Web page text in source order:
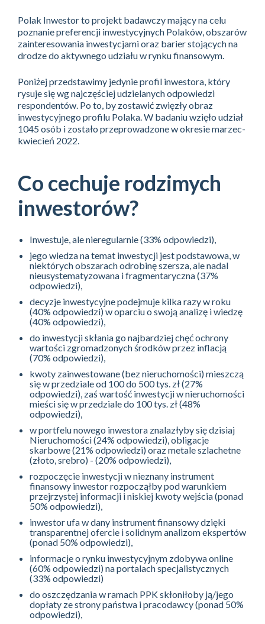
Polak Inwestor to projekt badawczy mający na celu
poznanie preferencji inwestycyjnych Polaków, obszarów
zainteresowania inwestycjami oraz barier stojących na
drodze do aktywnego udziału w rynku finansowym.
Poniżej przedstawimy jedynie profil inwestora, który
rysuje się wg najczęściej udzielanych odpowiedzi
respondentów. Po to, by zostawić zwięzły obraz
inwestycyjnego profilu Polaka. W badaniu wzięło udział
1045 osób i zostało przeprowadzone w okresie marzec-
kwiecień 2022.
Co cechuje rodzimych
inwestorów?
Inwestuje, ale nieregularnie (33% odpowiedzi),
jego wiedza na temat inwestycji jest podstawowa, w
niektórych obszarach odrobinę szersza, ale nadal
nieusystematyzowana i fragmentaryczna (37%
odpowiedzi),
decyzje inwestycyjne podejmuje kilka razy w roku
(40% odpowiedzi) w oparciu o swoją analizę i wiedzę
(40% odpowiedzi),
do inwestycji skłania go najbardziej chęć ochrony
wartości zgromadzonych środków przez inflacją
(70% odpowiedzi),
kwoty zainwestowane (bez nieruchomości) mieszczą
się w przedziale od 100 do 500 tys. zł (27%
odpowiedzi), zaś wartość inwestycji w nieruchomości
mieści się w przedziale do 100 tys. zł (48%
odpowiedzi),
w portfelu nowego inwestora znalazłyby się dzisiaj
Nieruchomości (24% odpowiedzi), obligacje
skarbowe (21% odpowiedzi) oraz metale szlachetne
(złoto, srebro) - (20% odpowiedzi),
rozpoczęcie inwestycji w nieznany instrument
finansowy inwestor rozpocząłby pod warunkiem
przejrzystej informacji i niskiej kwoty wejścia (ponad
50% odpowiedzi),
inwestor ufa w dany instrument finansowy dzięki
transparentnej ofercie i solidnym analizom ekspertów
(ponad 50% odpowiedzi),
informacje o rynku inwestycyjnym zdobywa online
(60% odpowiedzi) na portalach specjalistycznych
(33% odpowiedzi)
do oszczędzania w ramach PPK skłoniłoby ją/jego
dopłaty ze strony państwa i pracodawcy (ponad 50%
odpowiedzi),